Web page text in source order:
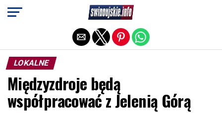
LOKALNE
Międzyzdroje będą
współpracować z Jelenią Górą
Exit mobile version